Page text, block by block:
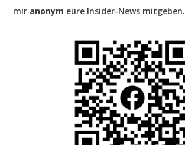
mir anonym eure Insider-News mitgeben.